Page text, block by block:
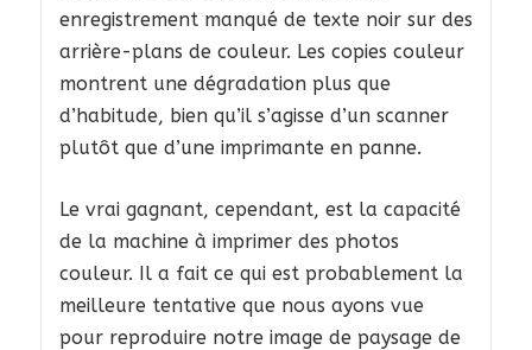
enregistrement manqué de texte noir sur des
arrière-plans de couleur. Les copies couleur
montrent une dégradation plus que
d’habitude, bien qu’il s’agisse d’un scanner
plutôt que d’une imprimante en panne.
Le vrai gagnant, cependant, est la capacité
de la machine à imprimer des photos
couleur. Il a fait ce qui est probablement la
meilleure tentative que nous ayons vue
pour reproduire notre image de paysage de